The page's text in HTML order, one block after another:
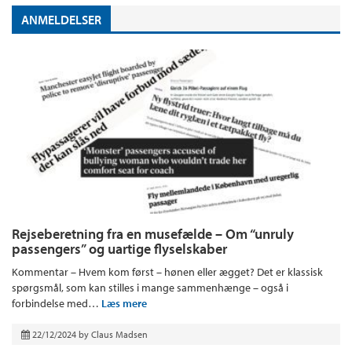
ANMELDELSER
Rejseberetning fra en musefælde – Om “unruly
passengers” og uartige flyselskaber
Kommentar – Hvem kom først – hønen eller ægget? Det er klassisk
spørgsmål, som kan stilles i mange sammenhænge – også i
forbindelse med… Læs mere
22/12/2024 by Claus Madsen